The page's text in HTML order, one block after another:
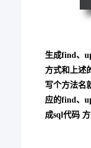
生成find、
方式和上述
写个方法名
应的find、
成sql代码